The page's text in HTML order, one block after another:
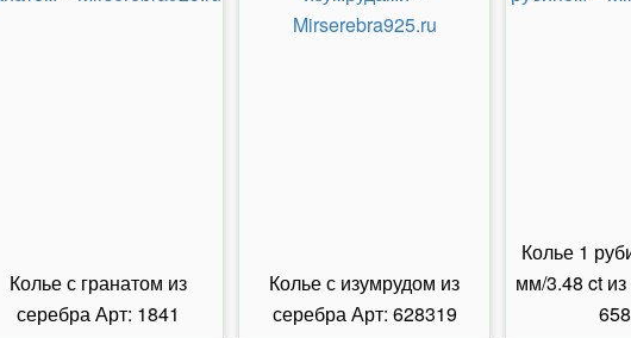
Колье с гранатом из
серебра Арт: 1841
Колье с изумрудом из
серебра Арт: 628319
Колье 1
мм/3.48 ct